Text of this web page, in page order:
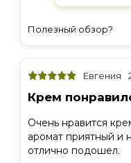
Полезный обзор?
Евгения
Крем
Очень нравится
аромат приятный и
отлично подошел.